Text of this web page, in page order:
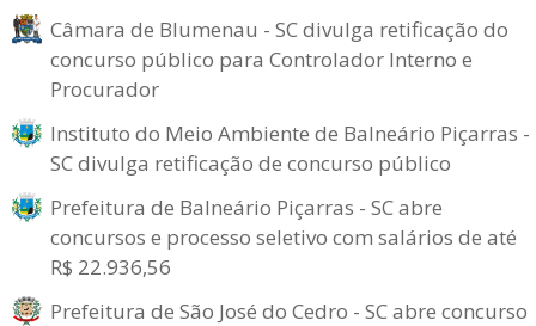
Câmara de Blumenau - SC divulga retificação do
concurso público para Controlador Interno e
Procurador
Instituto do Meio Ambiente de Balneário Piçarras -
SC divulga retificação de concurso público
Prefeitura de Balneário Piçarras - SC abre
concursos e processo seletivo com salários de até
R$ 22.936,56
Prefeitura de São José do Cedro - SC abre concurso